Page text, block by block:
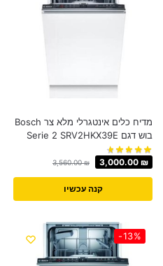
מדיח כלים אינטגרלי מלא צר Bosch
בוש דגם Serie 2 SRV2HKX39E
3,560.00₪ 3,000.00 ₪
קנה עכשיו
-13%